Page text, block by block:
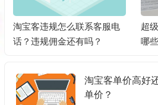
淘宝客违规怎么联系客服电
话？违规佣金还有吗？
超
哪
淘宝客单价高好
单价？